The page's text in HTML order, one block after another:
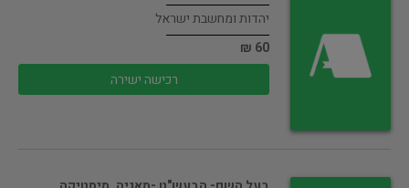
יהדות ומחשבת ישראל
60 ₪
רכישה ישירה